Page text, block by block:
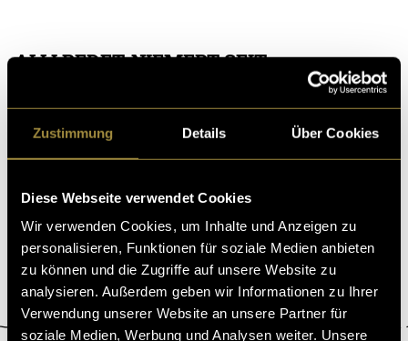
Zustimmung Details Über Cookies
Diese Webseite verwendet Cookies
Wir verwenden Cookies, um Inhalte und Anzeigen zu
personalisieren, Funktionen für soziale Medien anbieten
zu können und die Zugriffe auf unsere Website zu
analysieren. Außerdem geben wir Informationen zu Ihrer
Verwendung unserer Website an unsere Partner für
soziale Medien, Werbung und Analysen weiter. Unsere
ALLI REDET. NIEMERT SEIT.
Julian, Josue, and JJ (from TRACK13) created a creativ
and videos for TRACK13’s social media an
11. Juni 2025- vonJoris Lustenberger,Julián GarcíaundJosue